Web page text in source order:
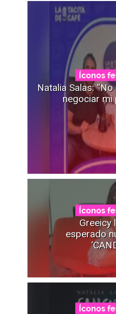
Íconos
Natalia Salas:
negociar mi
Íconos
Greeicy
esperado
Íconos